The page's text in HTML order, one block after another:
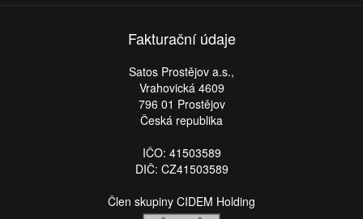
Fakturační údaje
Satos Prostějov a.s.,
Vrahovická 4609
796 01 Prostějov
Česká republika
IČO: 41503589
DIČ: CZ41503589
Člen skupiny CIDEM Holding